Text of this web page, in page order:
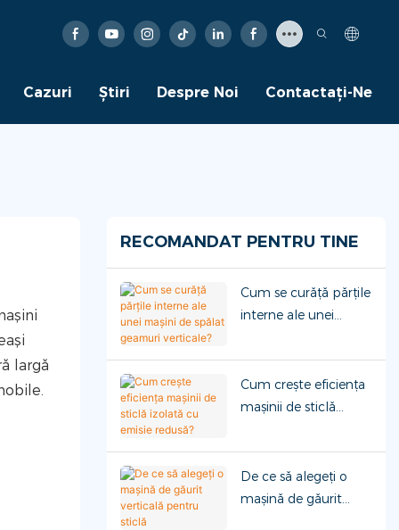
Cazuri Ştiri Despre Noi Contactaţi-Ne
largă
RECOMANDAT PENTRU TINE
Cum se curăță părțile
interne ale unei
geamuri verticale?
Cum crește eficiența
mașinii de sticlă
redusă?
De ce să alegeți o
mașină de găurit